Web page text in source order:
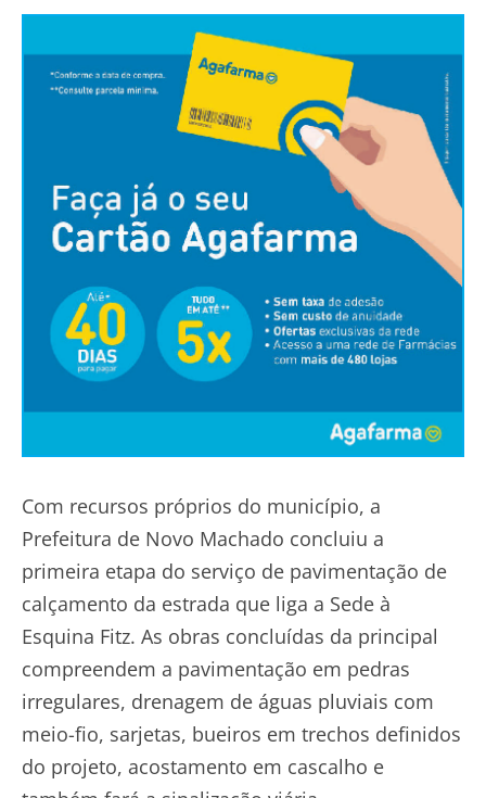
Com recursos próprios do município, a
Prefeitura de Novo Machado concluiu a
primeira etapa do serviço de pavimentação de
calçamento da estrada que liga a Sede à
Esquina Fitz. As obras concluídas da principal
compreendem a pavimentação em pedras
irregulares, drenagem de águas pluviais com
meio-fio, sarjetas, bueiros em trechos definidos
do projeto, acostamento em cascalho e